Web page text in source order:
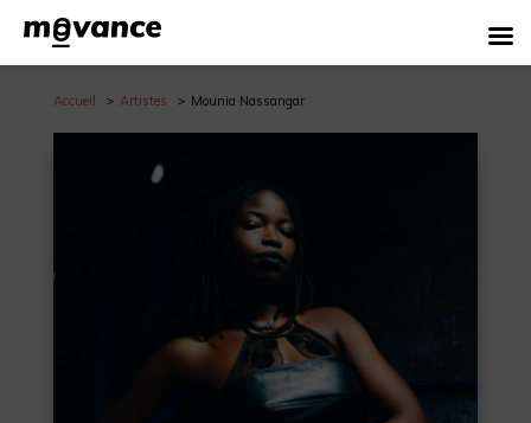
Accueil Artistes Mounia Nassangar